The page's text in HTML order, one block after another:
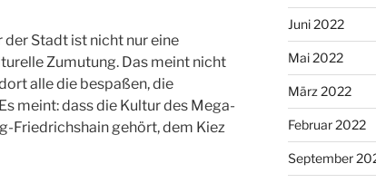
Stadt ist nicht nur eine
Zumutung. Das meint nicht
alle die bespaßen, die
meint: dass die Kultur des Mega-
Friedrichshain gehört, dem Kiez
Juni 2022
Mai 2022
März 2022
Februar 2022
September